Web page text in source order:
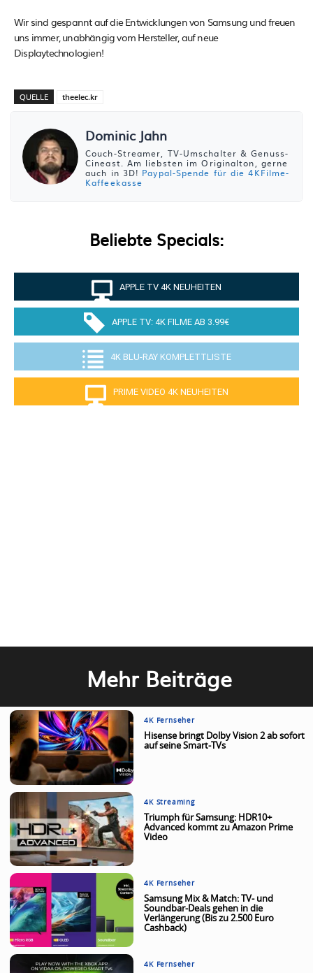
Wir sind gespannt auf die Entwicklungen von Samsung und freuen
uns immer, unabhängig vom Hersteller, auf neue
Displaytechnologien!
QUELLE theelec.kr
Dominic Jahn
Couch-Streamer, TV-Umschalter & Genuss-
Cineast. Am liebsten im Originalton, gerne
auch in 3D! Paypal-Spende für die 4KFilme-
Kaffeekasse
Beliebte Specials:
APPLE TV 4K NEUHEITEN
APPLE TV: 4K FILME AB 3.99€
4K BLU-RAY KOMPLETTLISTE
PRIME VIDEO 4K NEUHEITEN
Mehr Beiträge
4K Fernseher
Hisense bringt Dolby Vision 2 ab sofort
auf seine Smart-TVs
4K Streaming
Triumph für Samsung: HDR10+
Advanced kommt zu Amazon Prime
Video
4K Fernseher
Samsung Mix & Match: TV- und
Soundbar-Deals gehen in die
Verlängerung (Bis zu 2.500 Euro
Cashback)
4K Fernseher